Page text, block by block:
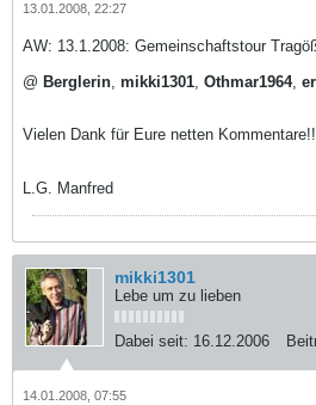
13.01.2008, 22:27
AW: 13.1.2008: Gemeinschaftstour
@ Berglerin, mikki1301, Othmar1964,
Vielen Dank für Eure netten Kommentare!!
L.G. Manfred
mikki1301
Lebe um zu lieben
Dabei seit: 16.12.2006
14.01.2008, 07:55